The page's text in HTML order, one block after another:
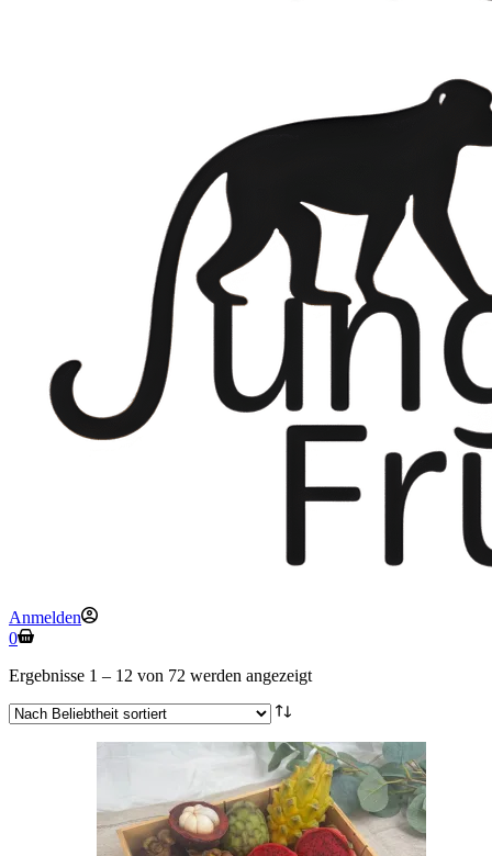
Anmelden
Warenkorb
0
Ergebnisse 1 – 12 von 72 werden angezeigtNach